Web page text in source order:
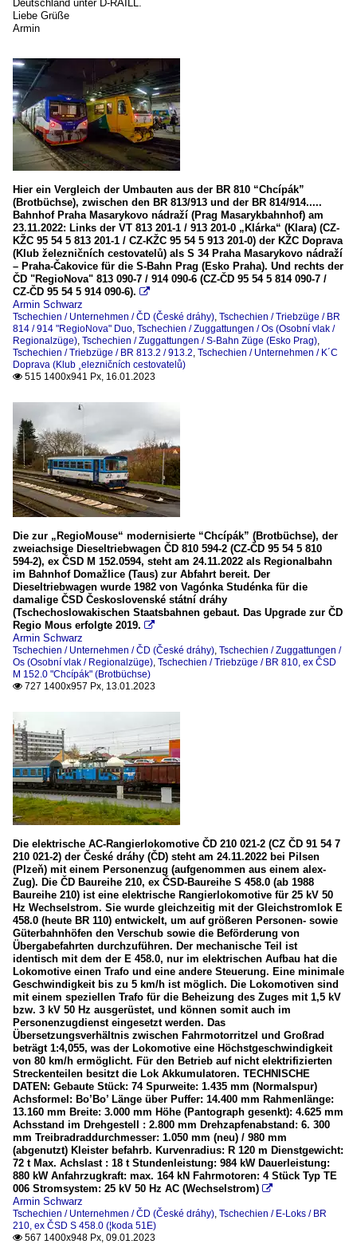
Deutschland unter D-RAILL.
Liebe Grüße
Armin
Hier ein Vergleich der Umbauten aus der BR 810 “Chcípák”
(Brotbüchse), zwischen den BR 813/913 und der BR 814/914.....
Bahnhof Praha Masarykovo nádraží (Prag Masarykbahnhof) am
23.11.2022: Links der VT 813 201-1 / 913 201-0 „Klárka“ (Klara) (CZ-
KŽC 95 54 5 813 201-1 / CZ-KŽC 95 54 5 913 201-0) der KŽC Doprava
(Klub železničních cestovatelů) als S 34 Praha Masarykovo nádraží
– Praha-Čakovice für die S-Bahn Prag (Esko Praha). Und rechts der
ČD "RegioNova" 813 090-7 / 914 090-6 (CZ-ČD 95 54 5 814 090-7 /
CZ-ČD 95 54 5 914 090-6). 
Armin Schwarz
Tschechien / Unternehmen / ČD (České dráhy) Tschechien / Triebzüge / BR
814 / 914 "RegioNova" Duo Tschechien / Zuggattungen / Os (Osobní vlak /
Regionalzüge) Tschechien / Zuggattungen / S-Bahn Züge (Esko Prag)
Tschechien / Triebzüge / BR 813.2 / 913.2 Tschechien / Unternehmen / K´C
Doprava (Klub ¸elezničních cestovatelů)
 515 1400x941 Px, 16.01.2023
Die zur „RegioMouse“ modernisierte “Chcípák” (Brotbüchse), der
zweiachsige Dieseltriebwagen ČD 810 594-2 (CZ-ČD 95 54 5 810
594-2), ex ČSD M 152.0594, steht am 24.11.2022 als Regionalbahn
im Bahnhof Domažlice (Taus) zur Abfahrt bereit. Der
Dieseltriebwagen wurde 1982 von Vagónka Studénka für die
damalige ČSD Československé státní dráhy
(Tschechoslowakischen Staatsbahnen gebaut. Das Upgrade zur ČD
Regio Mous erfolgte 2019. 
Armin Schwarz
Tschechien / Unternehmen / ČD (České dráhy) Tschechien / Zuggattungen /
Os (Osobní vlak / Regionalzüge) Tschechien / Triebzüge / BR 810, ex ČSD
M 152.0 "Chcípák" (Brotbüchse)
 727 1400x957 Px, 13.01.2023
Die elektrische AC-Rangierlokomotive ČD 210 021-2 (CZ ČD 91 54 7
210 021-2) der České dráhy (ČD) steht am 24.11.2022 bei Pilsen
(Plzeň) mit einem Personenzug (aufgenommen aus einem alex-
Zug). Die ČD Baureihe 210, ex ČSD-Baureihe S 458.0 (ab 1988
Baureihe 210) ist eine elektrische Rangierlokomotive für 25 kV 50
Hz Wechselstrom. Sie wurde gleichzeitig mit der Gleichstromlok E
458.0 (heute BR 110) entwickelt, um auf größeren Personen- sowie
Güterbahnhöfen den Verschub sowie die Beförderung von
Übergabefahrten durchzuführen. Der mechanische Teil ist
identisch mit dem der E 458.0, nur im elektrischen Aufbau hat die
Lokomotive einen Trafo und eine andere Steuerung. Eine minimale
Geschwindigkeit bis zu 5 km/h ist möglich. Die Lokomotiven sind
mit einem speziellen Trafo für die Beheizung des Zuges mit 1,5 kV
bzw. 3 kV 50 Hz ausgerüstet, und können somit auch im
Personenzugdienst eingesetzt werden. Das
Übersetzungsverhältnis zwischen Fahrmotorritzel und Großrad
beträgt 1:4,055, was der Lokomotive eine Höchstgeschwindigkeit
von 80 km/h ermöglicht. Für den Betrieb auf nicht elektrifizierten
Streckenteilen besitzt die Lok Akkumulatoren. TECHNISCHE
DATEN: Gebaute Stück: 74 Spurweite: 1.435 mm (Normalspur)
Achsformel: Bo’Bo’ Länge über Puffer: 14.400 mm Rahmenlänge:
13.160 mm Breite: 3.000 mm Höhe (Pantograph gesenkt): 4.625 mm
Achsstand im Drehgestell : 2.800 mm Drehzapfenabstand: 6. 300
mm Treibradraddurchmesser: 1.050 mm (neu) / 980 mm
(abgenutzt) Kleister befahrb. Kurvenradius: R 120 m Dienstgewicht:
72 t Max. Achslast : 18 t Stundenleistung: 984 kW Dauerleistung:
880 kW Anfahrzugkraft: max. 164 kN Fahrmotoren: 4 Stück Typ TE
006 Stromsystem: 25 kV 50 Hz AC (Wechselstrom) 
Armin Schwarz
Tschechien / Unternehmen / ČD (České dráhy) Tschechien / E-Loks / BR
210, ex ČSD S 458.0 (¦koda 51E)
 567 1400x948 Px, 09.01.2023